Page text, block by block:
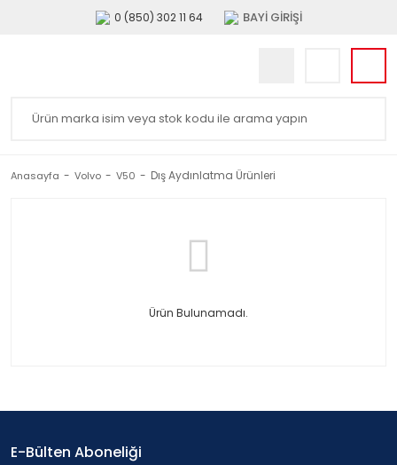
0 (850) 302 11 64 BAYİ GİRİŞİ
Anasayfa Volvo V50 Dış Aydınlatma Ürünleri
Ürün Bulunamadı.
E-Bülten Aboneliği